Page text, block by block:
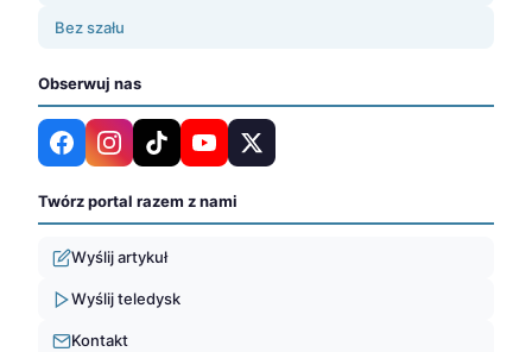
Bez szału
Obserwuj nas
Twórz portal razem z nami
Wyślij artykuł
Wyślij teledysk
Kontakt